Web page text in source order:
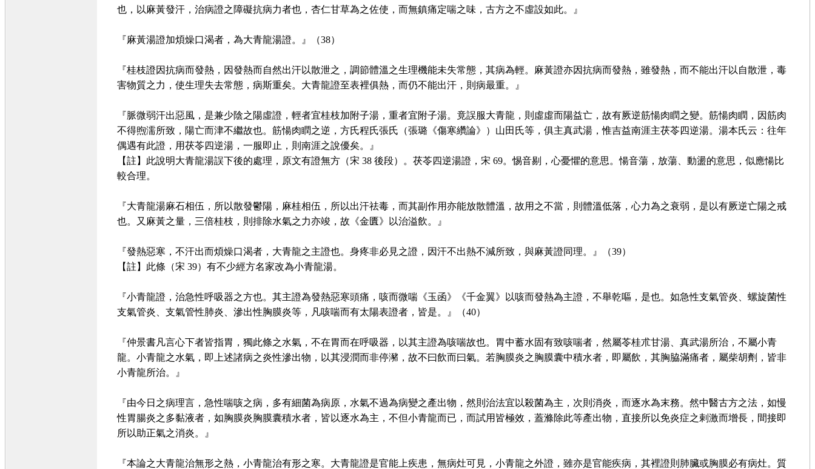
也，以麻黃發汗，治病證之障礙抗病力者也，杏仁甘草為之佐使，而無鎮痛定喘之味，古方之不虛設如此。』
『麻黃湯證加煩燥口渴者，為大青龍湯證。』（38）
『桂枝證因抗病而發熱，因發熱而自然出汗以散泄之，調節體溫之生理機能未失常態，其病為輕。麻黃證亦因抗病而發熱，雖發熱，而不能出汗以自散泄，毒
害物質之力，使生理失去常態，病斯重矣。大青龍證至表裡俱熱，而仍不能出汗，則病最重。』
『脈微弱汗出惡風，是兼少陰之陽虛證，輕者宜桂枝加附子湯，重者宜附子湯。竟誤服大青龍，則虛虛而陽益亡，故有厥逆筋愓肉瞤之變。筋愓肉瞤，因筋肉
不得煦濡所致，陽亡而津不繼故也。筋愓肉瞤之逆，方氏程氏張氏（張璐《傷寒纘論》）山田氏等，俱主真武湯，惟吉益南涯主茯苓四逆湯。湯本氏云：往年
偶遇有此證，用茯苓四逆湯，一服即止，則南涯之說優矣。』
【註】此說明大青龍湯誤下後的處理，原文有證無方（宋 38 後段）。茯苓四逆湯證，宋 69。惕音剔，心憂懼的意思。愓音蕩，放蕩、動盪的意思，似應愓比
較合理。
『大青龍湯麻石相伍，所以散發鬱陽，麻桂相伍，所以出汗祛毒，而其副作用亦能放散體溫，故用之不當，則體溫低落，心力為之衰弱，是以有厥逆亡陽之戒
也。又麻黃之量，三倍桂枝，則排除水氣之力亦竣，故《金匱》以治溢飲。』
『發熱惡寒，不汗出而煩燥口渴者，大青龍之主證也。身疼非必見之證，因汗不出熱不減所致，與麻黃證同理。』（39）
【註】此條（宋 39）有不少經方名家改為小青龍湯。
『小青龍證，治急性呼吸器之方也。其主證為發熱惡寒頭痛，咳而微喘《玉函》《千金翼》以咳而發熱為主證，不舉乾嘔，是也。如急性支氣管炎、螺旋菌性
支氣管炎、支氣管性肺炎、滲出性胸膜炎等，凡咳喘而有太陽表證者，皆是。』（40）
『仲景書凡言心下者皆指胃，獨此條之水氣，不在胃而在呼吸器，以其主證為咳喘故也。胃中蓄水固有致咳喘者，然屬苓桂朮甘湯、真武湯所治，不屬小青
龍。小青龍之水氣，即上述諸病之炎性滲出物，以其浸潤而非停瀦，故不曰飲而曰氣。若胸膜炎之胸膜囊中積水者，即屬飲，其胸脇滿痛者，屬柴胡劑，皆非
小青龍所治。』
『由今日之病理言，急性喘咳之病，多有細菌為病原，水氣不過為病變之產出物，然則治法宜以殺菌為主，次則消炎，而逐水為末務。然中醫古方之法，如慢
性胃腸炎之多黏液者，如胸膜炎胸膜囊積水者，皆以逐水為主，不但小青龍而已，而試用皆極效，蓋滌除此等產出物，直接所以免炎症之剌激而增長，間接即
所以助正氣之消炎。』
『本論之大青龍治無形之熱，小青龍治有形之寒。大青龍證是官能上疾患，無病灶可見，小青龍之外證，雖亦是官能疾病，其裡證則肺臟或胸膜必有病灶。質